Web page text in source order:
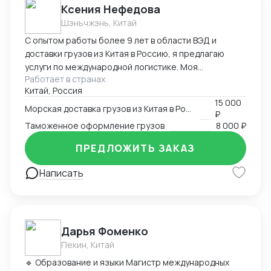
Ксения Нефедова
Шэньчжэнь, Китай
С опытом работы более 9 лет в области ВЭД и
доставки грузов из Китая в Россию, я предлагаю
услуги по международной логистике. Моя
экспертиза обеспечивает эффективную и надежную
организацию доставки, с минимальными рисками и
задержками. Приоритет - удовлетворение
потребностей клиентов и долгосрочное
сотрудничество с гарантией высокого уровня
профессионализма и качества услуг.
Работает в странах
Китай, Россия
15 000
₽
Таможенное оформление грузов
8 000 ₽
Написать
ПРЕДЛОЖИТЬ ЗАКАЗ
Дарья Фоменко
Пекин, Китай
🔹 Образование и языки Магистр международных